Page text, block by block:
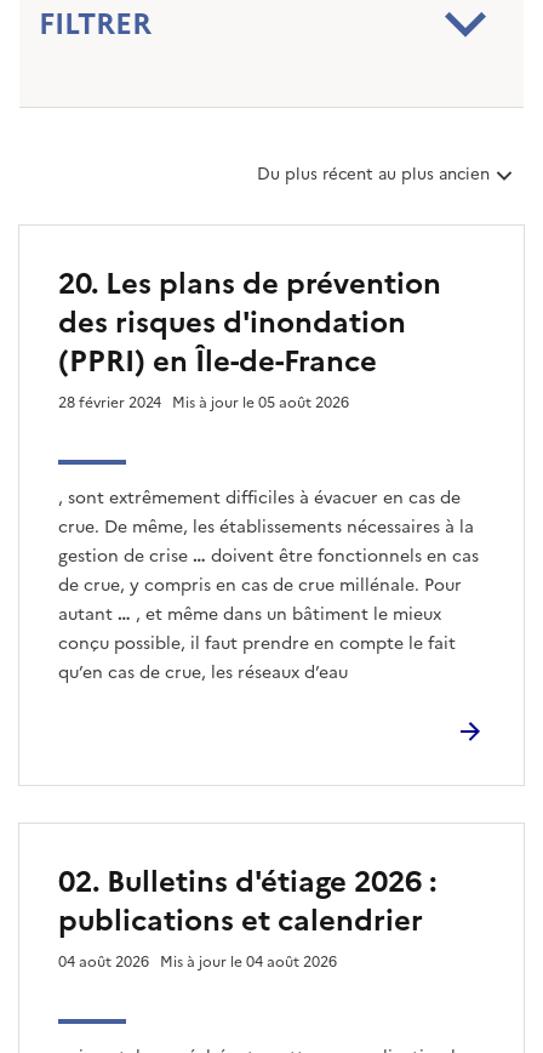
FILTRER
T
i
r
l
e
a
r
t
l
s
Du plus récent au plus ancien
20. Les plans de prévention
des risques d'inondation
(PPRI) en Île-de-France
, sont extrêmement difficiles à évacuer en cas de
crue. De même, les établissements nécessaires à la
gestion de crise… doivent être fonctionnels en cas
de crue, y compris en cas de crue millénale. Pour
autant… , et même dans un bâtiment le mieux
conçu possible, il faut prendre en compte le fait
qu’en cas de crue, les réseaux d’eau
28 février 2024 Mis à jour le 05 août 2026
02. Bulletins d'étiage 2026 :
publications et calendrier
04 août 2026 Mis à jour le 04 août 2026